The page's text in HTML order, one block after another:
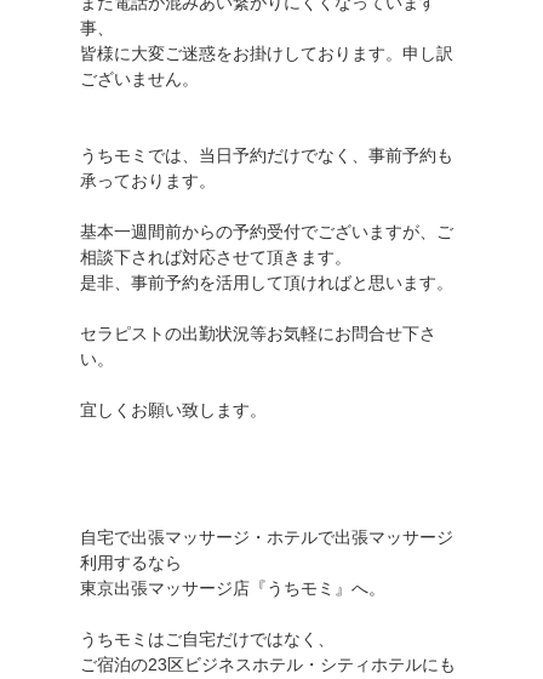
事、
皆様に大変ご迷惑をお掛けしております。申し訳
ございません。
うちモミでは、当日予約だけでなく、事前予約も
承っております。
基本一週間前からの予約受付でございますが、ご
相談下されば対応させて頂きます。
是非、事前予約を活用して頂ければと思います。
セラピストの出勤状況等お気軽にお問合せ下さ
い。
宜しくお願い致します。
自宅で出張マッサージ・ホテルで出張マッサージ
利用するなら
東京出張マッサージ店『うちモミ』へ。
うちモミはご自宅だけではなく、
ご宿泊の23区ビジネスホテル・シティホテルにも